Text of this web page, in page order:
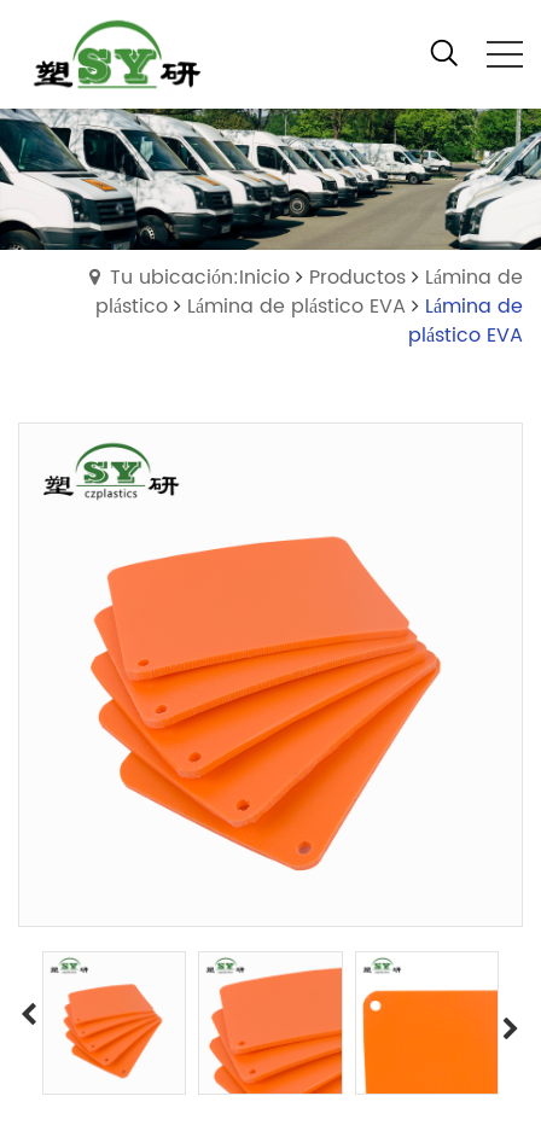
Tu ubicación:Inicio Productos
Lámina de
plástico
Lámina de plástico EVA
Lámina de
plástico EVA